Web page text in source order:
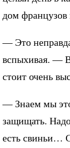
дом французов
— Это
вспыхивая. —
стоит очень
— Знаем мы
защищать.
есть свиньи…